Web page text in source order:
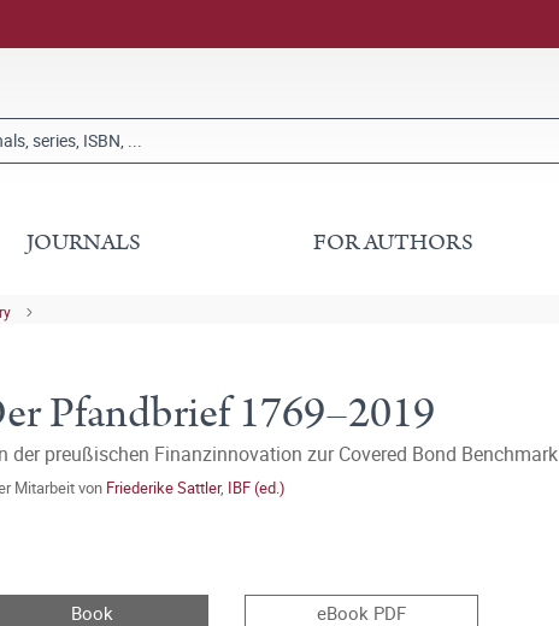
JOURNALS FOR AUTHORS
Pfandbrief 1769–2019
der preußischen Finanzinnovation zur Covered Bond Benchmark
Mitarbeit von Friederike Sattler, IBF (ed.)
Book eBook PDF